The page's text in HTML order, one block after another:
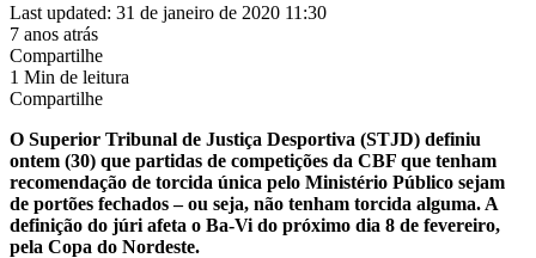
Last updated: 31 de janeiro de 2020 11:30
7 anos atrás
Compartilhe
1 Min de leitura
Compartilhe
O Superior Tribunal de Justiça Desportiva (STJD) definiu
ontem (30) que partidas de competições da CBF que tenham
recomendação de torcida única pelo Ministério Público sejam
de portões fechados – ou seja, não tenham torcida alguma. A
definição do júri afeta o Ba-Vi do próximo dia 8 de fevereiro,
pela Copa do Nordeste.